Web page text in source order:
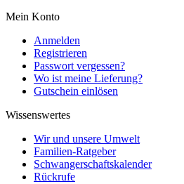
Mein Konto
Anmelden
Registrieren
Passwort vergessen?
Wo ist meine Lieferung?
Gutschein einlösen
Wissenswertes
Wir und unsere Umwelt
Familien-Ratgeber
Schwangerschaftskalender
Rückrufe